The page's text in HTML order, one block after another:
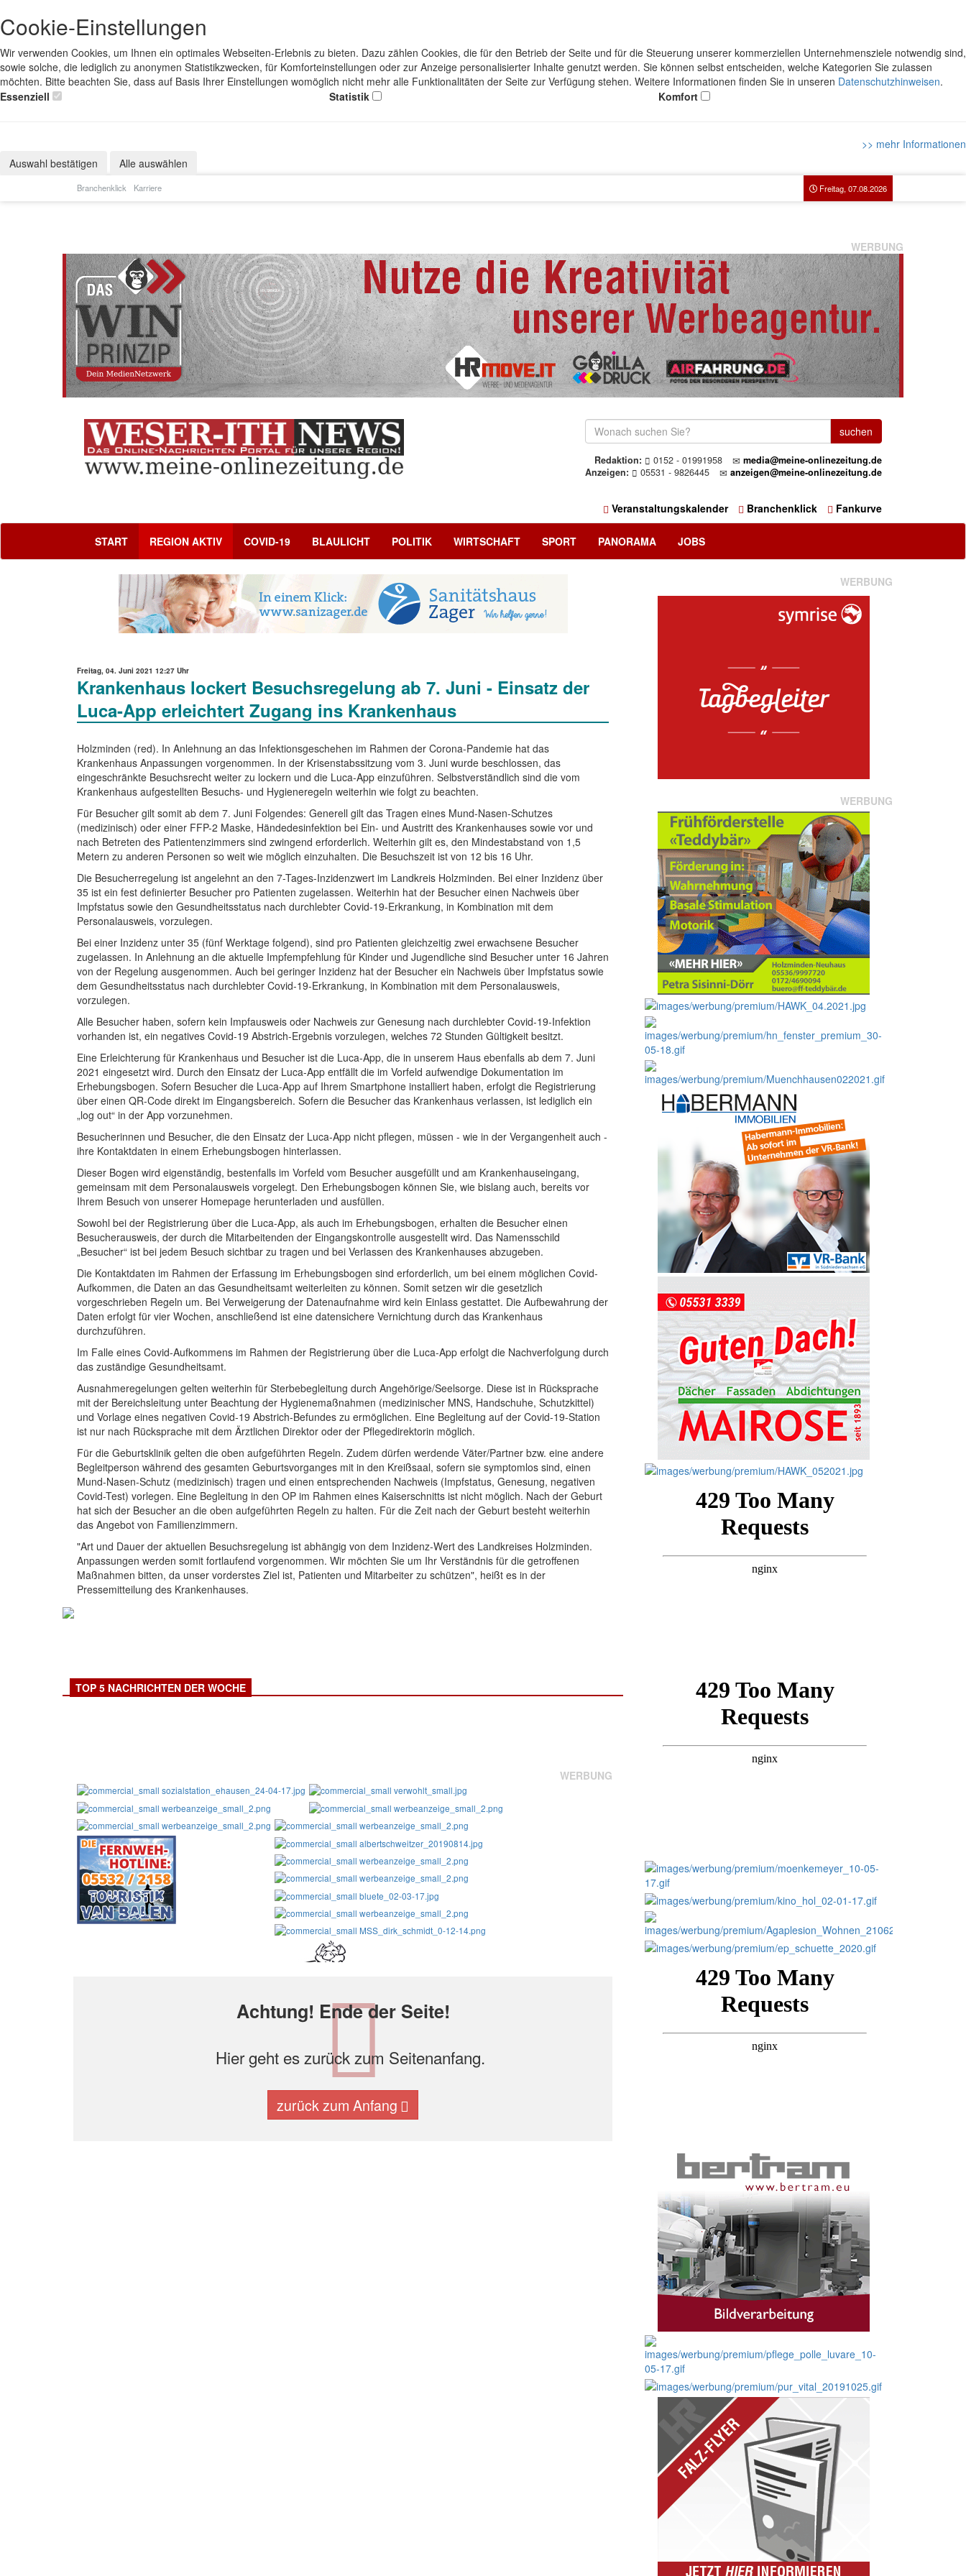
Cookie-Einstellungen
Wir verwenden Cookies, um Ihnen ein optimales Webseiten-Erlebnis zu bieten. Dazu zählen Cookies, die für den Betrieb der Seite und für die Steuerung unserer kommerziellen Unternehmensziele notwendig sind,
sowie solche, die lediglich zu anonymen Statistikzwecken, für Komforteinstellungen oder zur Anzeige personalisierter Inhalte genutzt werden. Sie können selbst entscheiden, welche Kategorien Sie zulassen
möchten. Bitte beachten Sie, dass auf Basis Ihrer Einstellungen womöglich nicht mehr alle Funktionalitäten der Seite zur Verfügung stehen. Weitere Informationen finden Sie in unseren Datenschutzhinweisen.
Essenziell
Statistik Komfort
>> mehr Informationen
Auswahl bestätigen
Alle auswählen
Branchenklick Karriere Freitag, 07.08.2026
WERBUNG
Redaktion: 0152 - 01991958
media@meine-onlinezeitung.de
Anzeigen:
05531 - 9826445 anzeigen@meine-onlinezeitung.de
Veranstaltungskalender Branchenklick Fankurve
START REGION AKTIV COVID-19 BLAULICHT POLITIK WIRTSCHAFT SPORT PANORAMA JOBS
Freitag, 04. Juni 2021 12:27 Uhr
Krankenhaus lockert Besuchsregelung ab 7. Juni - Einsatz der
Luca-App erleichtert Zugang ins Krankenhaus
Holzminden (red). In Anlehnung an das Infektionsgeschehen im Rahmen der Corona-Pandemie hat das
Krankenhaus Anpassungen vorgenommen. In der Krisenstabssitzung vom 3. Juni wurde beschlossen, das
eingeschränkte Besuchsrecht weiter zu lockern und die Luca-App einzuführen. Selbstverständlich sind die vom
Krankenhaus aufgestellten Besuchs- und Hygieneregeln weiterhin wie folgt zu beachten.
Für Besucher gilt somit ab dem 7. Juni Folgendes: Generell gilt das Tragen eines Mund-Nasen-Schutzes
(medizinisch) oder einer FFP-2 Maske, Händedesinfektion bei Ein- und Austritt des Krankenhauses sowie vor und
nach Betreten des Patientenzimmers sind zwingend erforderlich. Weiterhin gilt es, den Mindestabstand von 1,5
Metern zu anderen Personen so weit wie möglich einzuhalten. Die Besuchszeit ist von 12 bis 16 Uhr.
Die Besucherregelung ist angelehnt an den 7-Tages-Inzidenzwert im Landkreis Holzminden. Bei einer Inzidenz über
35 ist ein fest definierter Besucher pro Patienten zugelassen. Weiterhin hat der Besucher einen Nachweis über
Impfstatus sowie den Gesundheitsstatus nach durchlebter Covid-19-Erkrankung, in Kombination mit dem
Personalausweis, vorzulegen.
Bei einer Inzidenz unter 35 (fünf Werktage folgend), sind pro Patienten gleichzeitig zwei erwachsene Besucher
zugelassen. In Anlehnung an die aktuelle Impfempfehlung für Kinder und Jugendliche sind Besucher unter 16 Jahren
von der Regelung ausgenommen. Auch bei geringer Inzidenz hat der Besucher ein Nachweis über Impfstatus sowie
dem Gesundheitsstatus nach durchlebter Covid-19-Erkrankung, in Kombination mit dem Personalausweis,
vorzulegen.
Alle Besucher haben, sofern kein Impfausweis oder Nachweis zur Genesung nach durchlebter Covid-19-Infektion
vorhanden ist, ein negatives Covid-19 Abstrich-Ergebnis vorzulegen, welches 72 Stunden Gültigkeit besitzt.
Eine Erleichterung für Krankenhaus und Besucher ist die Luca-App, die in unserem Haus ebenfalls ab dem 7. Juni
2021 eingesetzt wird. Durch den Einsatz der Luca-App entfällt die im Vorfeld aufwendige Dokumentation im
Erhebungsbogen. Sofern Besucher die Luca-App auf Ihrem Smartphone installiert haben, erfolgt die Registrierung
über einen QR-Code direkt im Eingangsbereich. Sofern die Besucher das Krankenhaus verlassen, ist lediglich ein
„log out“ in der App vorzunehmen.
Besucherinnen und Besucher, die den Einsatz der Luca-App nicht pflegen, müssen - wie in der Vergangenheit auch -
ihre Kontaktdaten in einem Erhebungsbogen hinterlassen.
Dieser Bogen wird eigenständig, bestenfalls im Vorfeld vom Besucher ausgefüllt und am Krankenhauseingang,
gemeinsam mit dem Personalausweis vorgelegt. Den Erhebungsbogen können Sie, wie bislang auch, bereits vor
Ihrem Besuch von unserer Homepage herunterladen und ausfüllen.
Sowohl bei der Registrierung über die Luca-App, als auch im Erhebungsbogen, erhalten die Besucher einen
Besucherausweis, der durch die Mitarbeitenden der Eingangskontrolle ausgestellt wird. Das Namensschild
„Besucher“ ist bei jedem Besuch sichtbar zu tragen und bei Verlassen des Krankenhauses abzugeben.
Die Kontaktdaten im Rahmen der Erfassung im Erhebungsbogen sind erforderlich, um bei einem möglichen Covid-
Aufkommen, die Daten an das Gesundheitsamt weiterleiten zu können. Somit setzen wir die gesetzlich
vorgeschrieben Regeln um. Bei Verweigerung der Datenaufnahme wird kein Einlass gestattet. Die Aufbewahrung der
Daten erfolgt für vier Wochen, anschließend ist eine datensichere Vernichtung durch das Krankenhaus
durchzuführen.
Im Falle eines Covid-Aufkommens im Rahmen der Registrierung über die Luca-App erfolgt die Nachverfolgung durch
das zuständige Gesundheitsamt.
Ausnahmeregelungen gelten weiterhin für Sterbebegleitung durch Angehörige/Seelsorge. Diese ist in Rücksprache
mit der Bereichsleitung unter Beachtung der Hygienemaßnahmen (medizinischer MNS, Handschuhe, Schutzkittel)
und Vorlage eines negativen Covid-19 Abstrich-Befundes zu ermöglichen. Eine Begleitung auf der Covid-19-Station
ist nur nach Rücksprache mit dem Ärztlichen Direktor oder der Pflegedirektorin möglich.
Für die Geburtsklinik gelten die oben aufgeführten Regeln. Zudem dürfen werdende Väter/Partner bzw. eine andere
Begleitperson während des gesamten Geburtsvorganges mit in den Kreißsaal, sofern sie symptomlos sind, einen
Mund-Nasen-Schutz (medizinisch) tragen und einen entsprechenden Nachweis (Impfstatus, Genesung, negativen
Covid-Test) vorlegen. Eine Begleitung in den OP im Rahmen eines Kaiserschnitts ist nicht möglich. Nach der Geburt
hat sich der Besucher an die oben aufgeführten Regeln zu halten. Für die Zeit nach der Geburt besteht weiterhin
das Angebot von Familienzimmern.
"Art und Dauer der aktuellen Besuchsregelung ist abhängig von dem Inzidenz-Wert des Landkreises Holzminden.
Anpassungen werden somit fortlaufend vorgenommen. Wir möchten Sie um Ihr Verständnis für die getroffenen
Maßnahmen bitten, da unser vorderstes Ziel ist, Patienten und Mitarbeiter zu schützen", heißt es in der
Pressemitteilung des Krankenhauses.
TOP 5 NACHRICHTEN DER WOCHE
WERBUNG
Achtung! Ende der Seite!
Hier geht es zurück zum Seitenanfang.
zurück zum Anfang
WERBUNG
WERBUNG